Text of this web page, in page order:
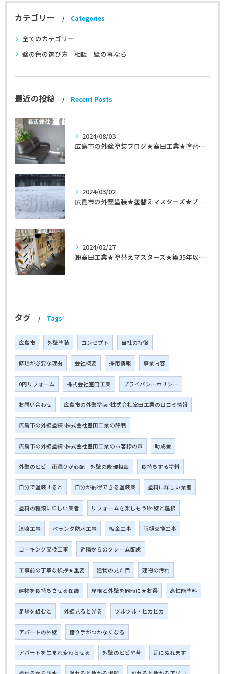
カテゴリー Categories
全てのカテゴリー
壁の色の選び方 相談 壁の事なら
最近の投稿 Recent Posts
2024/08/03
広島市の外壁塗装ブログ★室田工業★塗替えマスターズ★外壁リフォーム
2024/03/02
広島市の外壁塗装★塗替えマスターズ★ブログ「初めて家を手入れするのに」
2024/02/27
㈱室田工業★塗替えマスターズ★築35年以上のお宅の施工事例
タグ Tags
広島市 外壁塗装 コンセプト 当社の特徴
修理が必要な理由 会社概要 採用情報 事業内容
0円リフォーム 株式会社室田工業 プライバシーポリシー
お問い合わせ 広島市の外壁塗装･株式会社室田工業の口コミ情報
広島市の外壁塗装･株式会社室田工業の評判
広島市の外壁塗装･株式会社室田工業のお客様の声 助成金
外壁のヒビ 雨漏りが心配 外壁の修理相談 長持ちする塗料
自分で塗装すると 自分が納得できる塗装業 塗料に詳しい業者
塗料の種類に詳しい業者 リフォームを楽しもう!外壁と屋根
漆喰工事 ベランダ防水工事 板金工事 雨樋交換工事
コーキング交換工事 近隣からのクレーム配慮
工事前の丁寧な挨拶★重要 建物の見た目 建物の汚れ
建物を長持ちさせる保護 屋根と外壁を同時に★お得 高性能塗料
足場を組むと 外壁見ると光る ツルツル・ピカピカ
アパートの外壁 借り手がつかなくなる
アパートを生まれ変わらせる 外壁のヒビや苔 瓦にぬれます